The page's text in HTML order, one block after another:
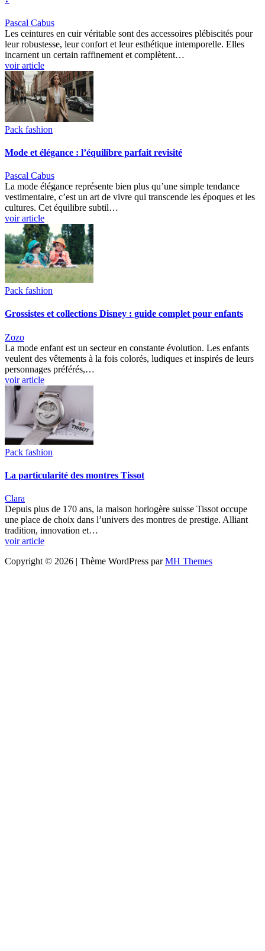
Pascal Cabus
Les ceintures en cuir véritable sont des accessoires plébiscités pour
leur robustesse, leur confort et leur esthétique intemporelle. Elles
incarnent un certain raffinement et complètent…
voir article
Pack fashion
Mode et élégance : l’équilibre parfait revisité
Pascal Cabus
La mode élégance représente bien plus qu’une simple tendance
vestimentaire, c’est un art de vivre qui transcende les époques et les
cultures. Cet équilibre subtil…
voir article
Pack fashion
Grossistes et collections Disney : guide complet pour enfants
Zozo
La mode enfant est un secteur en constante évolution. Les enfants
veulent des vêtements à la fois colorés, ludiques et inspirés de leurs
personnages préférés,…
voir article
Pack fashion
La particularité des montres Tissot
Clara
Depuis plus de 170 ans, la maison horlogère suisse Tissot occupe
une place de choix dans l’univers des montres de prestige. Alliant
tradition, innovation et…
voir article
Copyright © 2026 | Thème WordPress parMH Themes